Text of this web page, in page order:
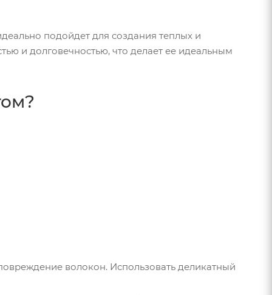
подойдет для создания теплых и
и долговечностью, что делает ее идеальным
волокон. Использовать деликатный